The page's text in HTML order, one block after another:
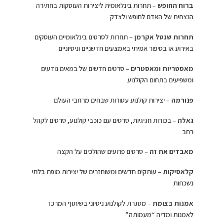
ברוח החופש– תחרות בינלאומית ליצירות העוסקות בחתירה
הנצחית של האדם לחופש ולצדק
תחרות שנטל אקרמן – תחרות לסרטים בינלאומיים העוסקים
באירוע או בסיפור אמיתי באמצעים חדשניים וניסיוניים
מאסטריות ומאסטרים– סרטים חדשים של במאים נודעים
ומשפיעים בתחום הקולנוע
פנורמה – יצירות קולנוע עטורות שבחים מרחבי העולם
גאלה – בכורות חגיגיות, סרטים עם כוכבי קולנוע, סרטים לקהל
רחב
מאבדים את זה – סרטים פרועים שהולכים על הקצה
קלאסיקות– עותקים חדשים ומשוחזרים של יצירות מופת בלתי
נשכחות
אמנות בצומת– מסגרת לקולנוע ניסיוני בשיתוף המרכז
לאמנות ומדיה “מעמותה”